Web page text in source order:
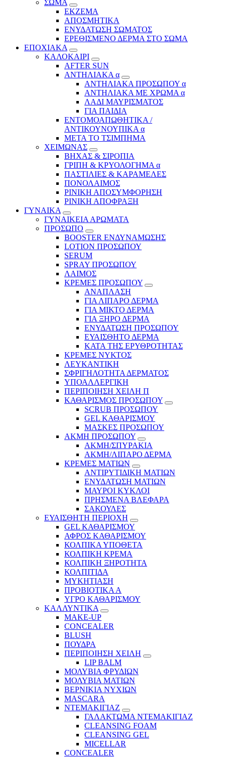
ΣΩΜΑ
ΕΚΖΕΜΑ
ΑΠΟΣΜΗΤΙΚΑ
ΕΝΥΔΑΤΩΣΗ ΣΩΜΑΤΟΣ
ΕΡΕΘΙΣΜΕΝΟ ΔΕΡΜΑ ΣΤΟ ΣΩΜΑ
ΕΠΟΧΙΑΚΑ
ΚΑΛΟΚΑΙΡΙ
AFTER SUN
ΑΝΤΗΛΙΑΚΑ α
ΑΝΤΗΛΙΑΚΑ ΠΡΟΣΩΠΟΥ α
ΑΝΤΗΛΙΑΚΑ ΜΕ ΧΡΩΜΑ α
ΛΑΔΙ ΜΑΥΡΙΣΜΑΤΟΣ
ΓΙΑ ΠΑΙΔΙΑ
ΕΝΤΟΜΟΑΠΩΘΗΤΙΚΑ /
ΑΝΤΙΚΟΥΝΟΥΠΙΚΑ α
ΜΕΤΑ ΤΟ ΤΣΙΜΠΗΜΑ
ΧΕΙΜΩΝΑΣ
ΒΗΧΑΣ & ΣΙΡΟΠΙΑ
ΓΡΙΠΗ & ΚΡΥΟΛΟΓΗΜΑ α
ΠΑΣΤΙΛΙΕΣ & ΚΑΡΑΜΕΛΕΣ
ΠΟΝΟΛΑΙΜΟΣ
ΡΙΝΙΚΗ ΑΠΟΣΥΜΦΟΡΗΣΗ
ΡΙΝΙΚΗ ΑΠΟΦΡΑΞΗ
ΓΥΝΑΙΚΑ
ΓΥΝΑΙΚΕΙΑ ΑΡΩΜΑΤΑ
ΠΡΟΣΩΠΟ
BOOSTER ΕΝΔΥΝΑΜΩΣΗΣ
LOTION ΠΡΟΣΩΠΟΥ
SERUM
SPRAY ΠΡΟΣΩΠΟΥ
ΛΑΙΜΟΣ
ΚΡΕΜΕΣ ΠΡΟΣΩΠΟΥ
ΑΝΑΠΛΑΣΗ
ΓΙΑ ΛΙΠΑΡΟ ΔΕΡΜΑ
ΓΙΑ ΜΙΚΤΟ ΔΕΡΜΑ
ΓΙΑ ΞΗΡΟ ΔΕΡΜΑ
ΕΝΥΔΑΤΩΣΗ ΠΡΟΣΩΠΟΥ
ΕΥΑΙΣΘΗΤΟ ΔΕΡΜΑ
ΚΑΤΑ ΤΗΣ ΕΡΥΘΡΟΤΗΤΑΣ
ΚΡΕΜΕΣ ΝΥΚΤΟΣ
ΛΕΥΚΑΝΤΙΚΗ
ΣΦΡΙΓΗΛΟΤΗΤΑ ΔΕΡΜΑΤΟΣ
ΥΠΟΑΛΛΕΡΓΙΚΗ
ΠΕΡΙΠΟΙΗΣΗ ΧΕΙΛΗ Π
ΚΑΘΑΡΙΣΜΟΣ ΠΡΟΣΩΠΟΥ
SCRUB ΠΡΟΣΩΠΟΥ
GEL ΚΑΘΑΡΙΣΜΟΥ
ΜΑΣΚΕΣ ΠΡΟΣΩΠΟΥ
ΑΚΜΗ ΠΡΟΣΩΠΟΥ
ΑΚΜΗ/ΣΠΥΡΑΚΙΑ
ΑΚΜΗ/ΛΙΠΑΡΟ ΔΕΡΜΑ
ΚΡΕΜΕΣ ΜΑΤΙΩΝ
ΑΝΤΙΡΥΤΙΔΙΚΗ ΜΑΤΙΩΝ
ΕΝΥΔΑΤΩΣΗ ΜΑΤΙΩΝ
ΜΑΥΡΟΙ ΚΥΚΛΟΙ
ΠΡΗΣΜΕΝΑ ΒΛΕΦΑΡΑ
ΣΑΚΟΥΛΕΣ
ΕΥΑΙΣΘΗΤΗ ΠΕΡΙΟΧΗ
GEL ΚΑΘΑΡΙΣΜΟΥ
ΑΦΡΟΣ ΚΑΘΑΡΙΣΜΟΥ
ΚΟΛΠΙΚΑ ΥΠΟΘΕΤΑ
ΚΟΛΠΙΚΗ ΚΡΕΜΑ
ΚΟΛΠΙΚΗ ΞΗΡΟΤΗΤΑ
ΚΟΛΠΙΤΙΔΑ
ΜΥΚΗΤΙΑΣΗ
ΠΡΟΒΙΟΤΙΚΑ Α
ΥΓΡΟ ΚΑΘΑΡΙΣΜΟΥ
ΚΑΛΛΥΝΤΙΚΑ
MAKE-UP
CONCEALER
BLUSH
ΠΟΥΔΡΑ
ΠΕΡΙΠΟΙΗΣΗ ΧΕΙΛΗ
LIP BALM
ΜΟΛΥΒΙΑ ΦΡΥΔΙΩΝ
ΜΟΛΥΒΙΑ ΜΑΤΙΩΝ
ΒΕΡΝΙΚΙΑ ΝΥΧΙΩΝ
MASCARA
ΝΤΕΜΑΚΙΓΙΑΖ
ΓΑΛΑΚΤΩΜΑ ΝΤΕΜΑΚΙΓΙΑΖ
CLEANSING FOAM
CLEANSING GEL
MICELLAR
CONCEALER